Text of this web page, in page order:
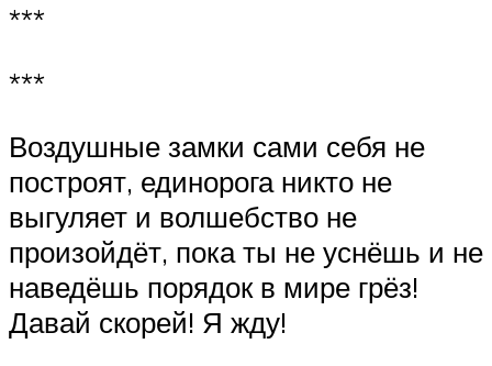
***
***
Воздушные замки сами себя не
построят, единорога никто не
выгуляет и волшебство не
произойдёт, пока ты не уснёшь и не
наведёшь порядок в мире грёз!
Давай скорей! Я жду!